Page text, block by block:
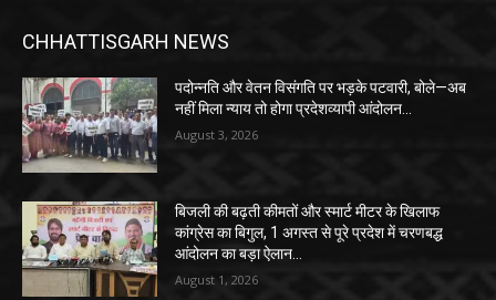
CHHATTISGARH NEWS
पदोन्नति और वेतन विसंगति पर भड़के पटवारी, बोले—अब
नहीं मिला न्याय तो होगा प्रदेशव्यापी आंदोलन…
August 3, 2026
बिजली की बढ़ती कीमतों और स्मार्ट मीटर के खिलाफ
कांग्रेस का बिगुल, 1 अगस्त से पूरे प्रदेश में चरणबद्ध
आंदोलन का बड़ा ऐलान…
August 1, 2026